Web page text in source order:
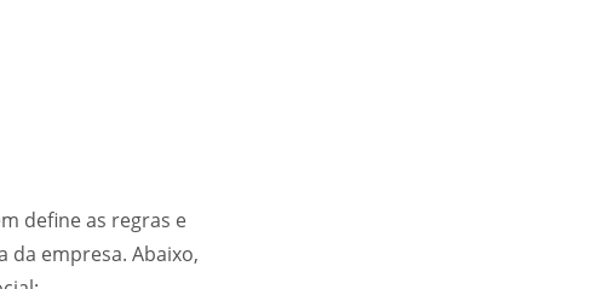
define as regras e
empresa. Abaixo,